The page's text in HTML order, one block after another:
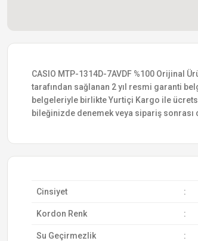
CASIO MTP-1314D-7AVDF %100 Orijinal
tarafından sağlanan 2 yıl resmi garanti
belgeleriyle birlikte Yurtiçi Kargo ile
bileğinizde denemek veya sipariş
Cinsiyet :
Kordon Renk :
Su Geçirmezlik :